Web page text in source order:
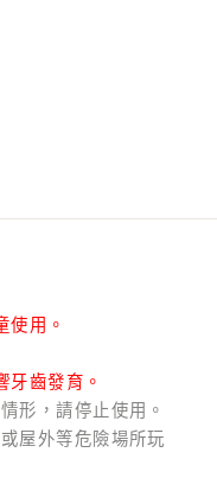
使用。
牙齒發育。
形，請停止使用。
屋外等危險場所玩